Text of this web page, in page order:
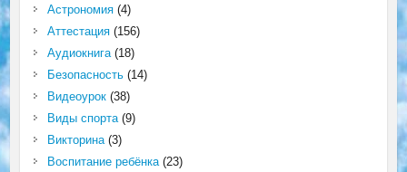
Астрономия(4)
Аттестация(156)
Аудиокнига(18)
Безопасность(14)
Видеоурок(38)
Виды спорта(9)
Викторина(3)
Воспитание ребёнка(23)